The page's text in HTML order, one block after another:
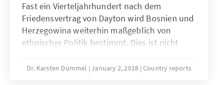
Fast ein Vierteljahrhundert nach dem
Friedensvertrag von Dayton wird Bosnien und
Herzegowina weiterhin maßgeblich von
ethnischer Politik bestimmt. Dies ist nicht
politischer Akteure auch auf die durch Dayton
Dr. Karsten Dümmel January 2, 2018 Country reports